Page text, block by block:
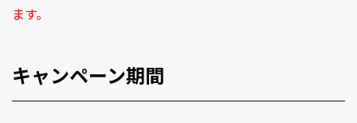
ます。
キャンペーン期間